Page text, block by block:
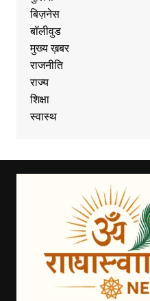
बिज़नेस
बॉलीवुड
मुख्य ख़बर
राजनीति
राज्य
शिक्षा
स्वास्थ